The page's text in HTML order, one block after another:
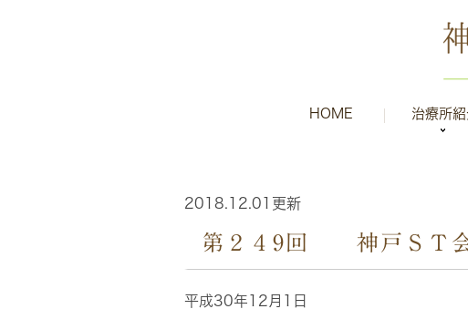
HOME 治療所
2018.12.01更新
第２４9回 神戸ＳＴ会
平成30年12月1日